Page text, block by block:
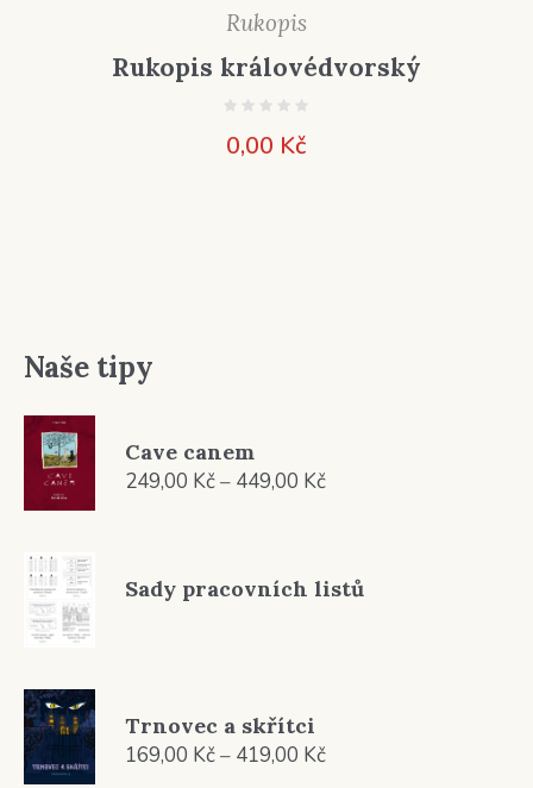
Rukopis
Rukopis královédvorský
0,00 Kč
Naše tipy
Cave canem
249,00 Kč– 449,00 KčRozpětí
449,00 Kč
Sady pracovních listů
Trnovec a skřítci
169,00 Kč– 419,00 KčRozpětí